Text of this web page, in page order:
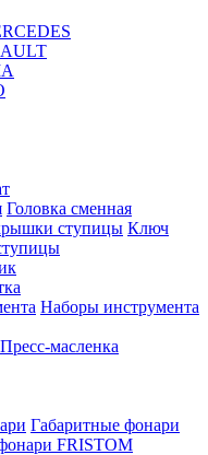
Головка сменная
Ключ
Наборы инструмента
Пресс-масленка
Габаритные фонари
FRISTOM